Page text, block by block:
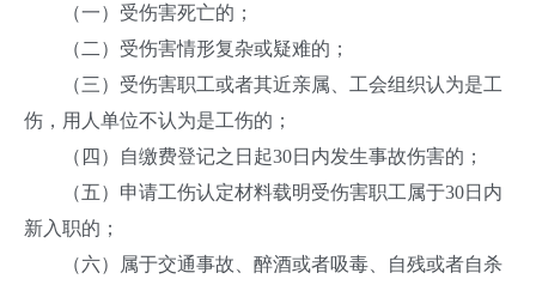
（一）受伤害死亡的；
（二）受伤害情形复杂或疑难的；
（三）受伤害职工或者其近亲属、工会组织认为是工
伤，用人单位不认为是工伤的；
（四）自缴费登记之日起30日内发生事故伤害的；
（五）申请工伤认定材料载明受伤害职工属于30日内
新入职的；
（六）属于交通事故、醉酒或者吸毒、自残或者自杀